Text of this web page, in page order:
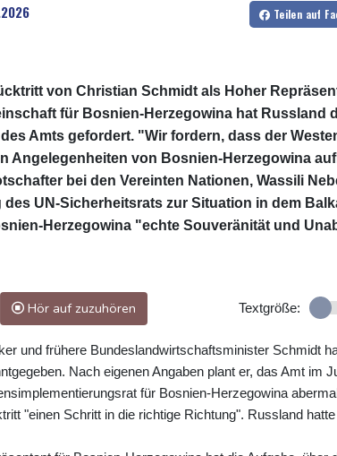
Teilen auf
von Christian Schmidt als Hoher
für Bosnien-Herzegowina hat Russland
Amts gefordert. "Wir fordern, dass der
Angelegenheiten von Bosnien-Herzegowina
bei den Vereinten Nationen, Wassili
des UN-Sicherheitsrats zur Situation in dem
Herzegowina "echte Souveränität und
Hör auf zuzuhören Textgröße:
und frühere Bundeslandwirtschaftsminister Schmidt
Nach eigenen Angaben plant er, das Amt im
für Bosnien-Herzegowina
"einen Schritt in die richtige Richtung". Russland